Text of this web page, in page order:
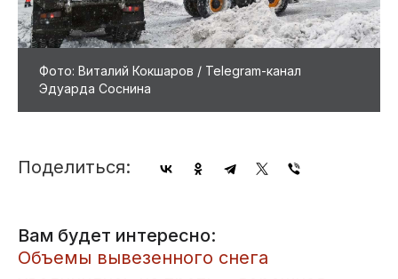
Фото: Виталий Кокшаров / Telegram-канал
Эдуарда Соснина
Поделиться:
Вам будет интересно:
Объемы вывезенного снега